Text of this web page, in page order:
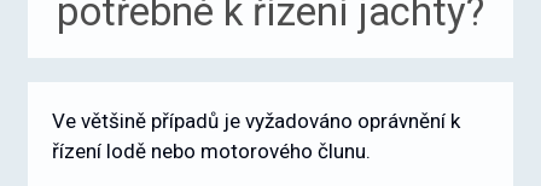
potřebné k řízení jachty?
Ve většině případů je vyžadováno oprávnění k
řízení lodě nebo motorového člunu.